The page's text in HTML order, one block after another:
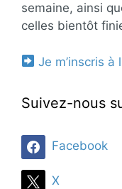
semaine, ainsi
celles bientôt
Je m’inscris
Suivez-nous
Facebook
X